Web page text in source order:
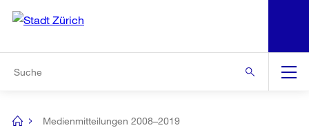
Navigation
[no
Medienmitteilungen 2008–2019